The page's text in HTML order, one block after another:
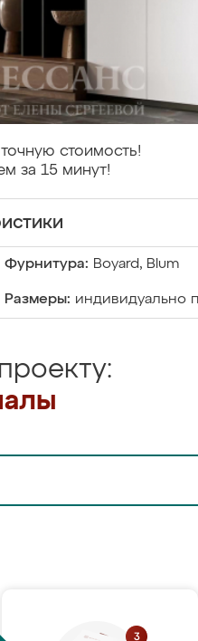
стоимость!
за 15 минут!
Фурнитура: Boyard, Blum
Размеры: индивидуально